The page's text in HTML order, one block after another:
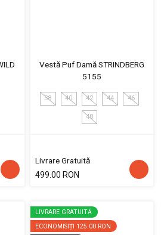
Vestă Puf Damă STRINDBERG
5155
38 40 42 44 46
48
Livrare Gratuită
499.00 RON
LIVRARE GRATUITĂ
ECONOMISIȚI 125.00 RON